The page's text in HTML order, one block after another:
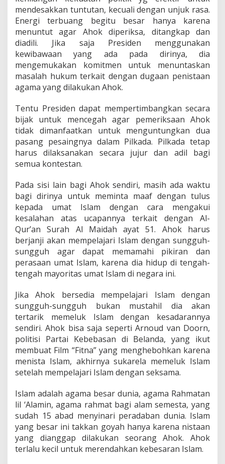
mendesakkan tuntutan, kecuali dengan unjuk rasa.
Energi terbuang begitu besar hanya karena
menuntut agar Ahok diperiksa, ditangkap dan
diadili. Jika saja Presiden menggunakan
kewibawaan yang ada pada dirinya, dia
mengemukakan komitmen untuk menuntaskan
masalah hukum terkait dengan dugaan penistaan
agama yang dilakukan Ahok.
Tentu Presiden dapat mempertimbangkan secara
bijak untuk mencegah agar pemeriksaan Ahok
tidak dimanfaatkan untuk menguntungkan dua
pasang pesaingnya dalam Pilkada. Pilkada tetap
harus dilaksanakan secara jujur dan adil bagi
semua kontestan.
Pada sisi lain bagi Ahok sendiri, masih ada waktu
bagi dirinya untuk meminta maaf dengan tulus
kepada umat Islam dengan cara mengakui
kesalahan atas ucapannya terkait dengan Al-
Qur’an Surah Al Maidah ayat 51. Ahok harus
berjanji akan mempelajari Islam dengan sungguh-
sungguh agar dapat memamahi pikiran dan
perasaan umat Islam, karena dia hidup di tengah-
tengah mayoritas umat Islam di negara ini.
Jika Ahok bersedia mempelajari Islam dengan
sungguh-sungguh bukan mustahil dia akan
tertarik memeluk Islam dengan kesadarannya
sendiri. Ahok bisa saja seperti Arnoud van Doorn,
politisi Partai Kebebasan di Belanda, yang ikut
membuat Film “Fitna” yang menghebohkan karena
menista Islam, akhirnya sukarela memeluk Islam
setelah mempelajari Islam dengan seksama.
Islam adalah agama besar dunia, agama Rahmatan
lil ‘Alamin, agama rahmat bagi alam semesta, yang
sudah 15 abad menyinari peradaban dunia. Islam
yang besar ini takkan goyah hanya karena nistaan
yang dianggap dilakukan seorang Ahok. Ahok
terlalu kecil untuk merendahkan kebesaran Islam.